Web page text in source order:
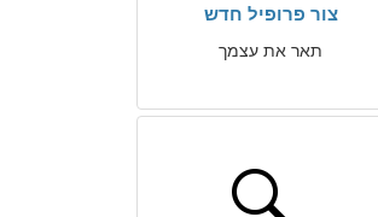
צור פרופיל חדש
תאר את עצמך